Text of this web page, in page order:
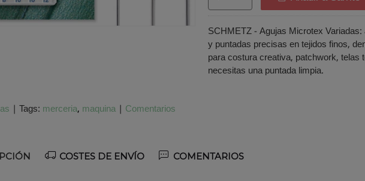
SCHMETZ - Agujas Microtex
y puntadas precisas en tejidos finos,
para costura creativa, patchwork,
necesitas una puntada limpia.
| Tags: merceria maquina | Comentarios
COSTES DE ENVÍO COMENTARIOS